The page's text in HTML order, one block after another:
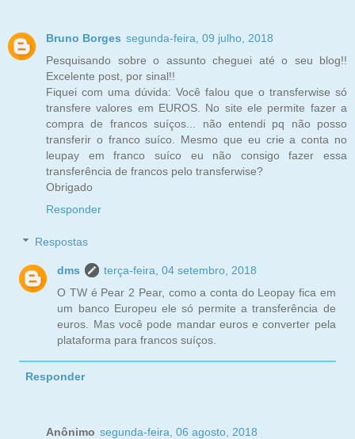
Bruno Borges segunda-feira, 09 julho, 2018
Pesquisando sobre o assunto cheguei até o seu blog!!
Excelente post, por sinal!!
Fiquei com uma dúvida: Você falou que o transferwise só
transfere valores em EUROS. No site ele permite fazer a
compra de francos suíços... não entendi pq não posso
transferir o franco suíco. Mesmo que eu crie a conta no
leupay em franco suíco eu não consigo fazer essa
transferência de francos pelo transferwise?
Obrigado
Responder
Respostas
dms
terça-feira, 04 setembro, 2018
O TW é Pear 2 Pear, como a conta do Leopay fica em
um banco Europeu ele só permite a transferência de
euros. Mas você pode mandar euros e converter pela
plataforma para francos suíços.
Responder
Anônimo segunda-feira, 06 agosto, 2018